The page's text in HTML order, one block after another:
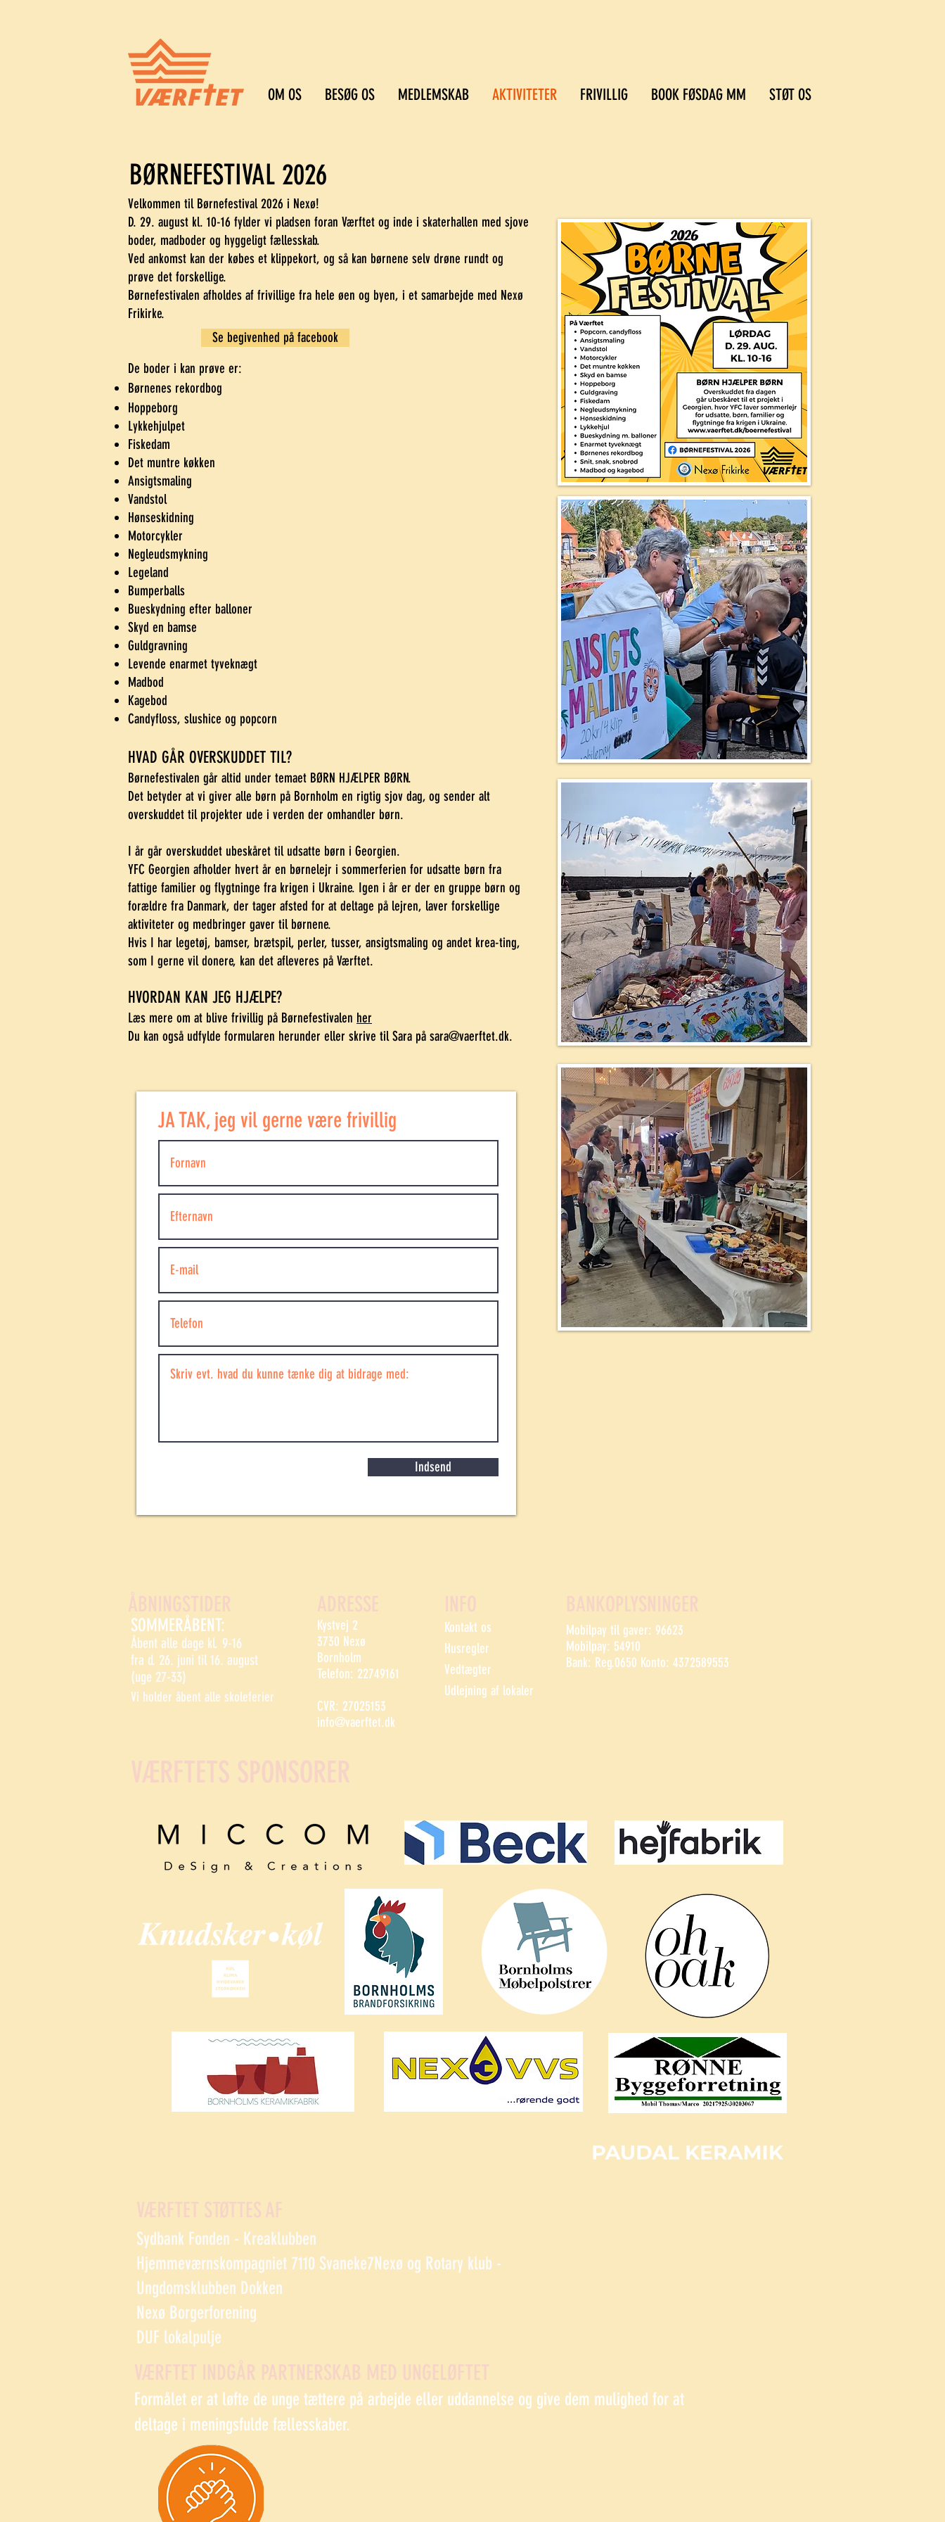
OM OS BESØG OS MEDLEMSKAB AKTIVITETER FRIVILLIG BOOK FØSDAG MM STØT OS
BØRNEFESTIVAL 2026
Velkommen til Børnefestival 2026 i Nexø!
D. 29. august kl. 10-16 fylder vi pladsen foran Værftet og inde i skaterhallen med sjove
boder, madboder og hyggeligt fællesskab.
Ved ankomst kan der købes et klippekort, og så kan børnene selv drøne rundt og
prøve det forskellige.
Børnefestivalen afholdes af frivillige fra hele øen og byen, i et samarbejde med Nexø
Frikirke.
De boder i kan prøve er:
Børnenes rekordbog
Hoppeborg
Lykkehjulpet
Fiskedam
Det muntre køkken
Ansigtsmaling
Vandstol
Hønseskidning
Motorcykler
Negleudsmykning
Legeland
Bumperballs
Bueskydning efter balloner
Skyd en bamse
Guldgravning
Levende enarmet tyveknægt
Madbod
Kagebod
Candyfloss, slushice og popcorn
HVAD GÅR OVERSKUDDET TIL?
Børnefestivalen går altid under temaet BØRN HJÆLPER BØRN.
Det betyder at vi giver alle børn på Bornholm en rigtig sjov dag, og sender alt
overskuddet til projekter ude i verden der omhandler børn.
I år går overskuddet ubeskåret til udsatte børn i Georgien.
YFC Georgien afholder hvert år en børnelejr i sommerferien for udsatte børn fra
fattige familier og flygtninge fra krigen i Ukraine. Igen i år er der en gruppe børn og
forældre fra Danmark, der tager afsted for at deltage på lejren, laver forskellige
aktiviteter og medbringer gaver til børnene.
Hvis I har legetøj, bamser, brætspil, perler, tusser, ansigtsmaling og andet krea-ting,
som I gerne vil donere, kan det afleveres på Værftet.
HVORDAN KAN JEG HJÆLPE?
Læs mere om at blive frivillig på Børnefestivalen her
Du kan også udfylde formularen herunder eller skrive til Sara på sara@vaerftet.dk.
Se begivenhed på facebook
JA TAK, jeg vil gerne være frivillig
Indsend
SOMMERÅBENT:
Åbent alle dage kl. 9-16
fra d. 26. juni til 16. august
(uge 27-33)
Vi holder åbent alle skoleferier
Kystvej 2
3730 Nexø
Bornholm
Telefon: 22749161
CVR: 27025153
info@vaerftet.dk
Kontakt os
Husregler
Vedtægter
Udlejning af lokaler
Mobilpay til gaver: 96623
Mobilpay: 54910
Bank: Reg.0650 Konto: 4372589553
Sydbank Fonden - Kreaklubben
Hjemmeværnskompagniet 7110 Svaneke7Nexø og Rotary klub -
Ungdomsklubben Dokken
Nexø Borgerforening
DUF lokalpulje
Formålet er at løfte de unge tættere på arbejde eller uddannelse og give dem mulighed for at
deltage i meningsfulde fællesskaber.